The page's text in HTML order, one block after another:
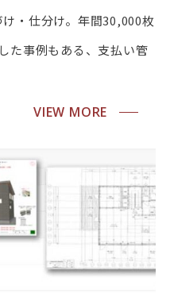
・仕分け。年間30,000枚
た事例もある、支払い管
VIEW MORE